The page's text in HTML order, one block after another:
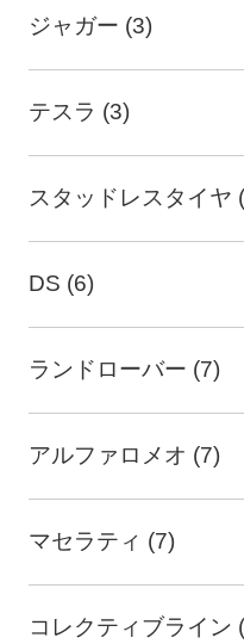
ジャガー (3)
テスラ (3)
スタッドレスタイヤ
DS (6)
ランドローバー (7)
アルファロメオ (7)
マセラティ (7)
コレクティブライン